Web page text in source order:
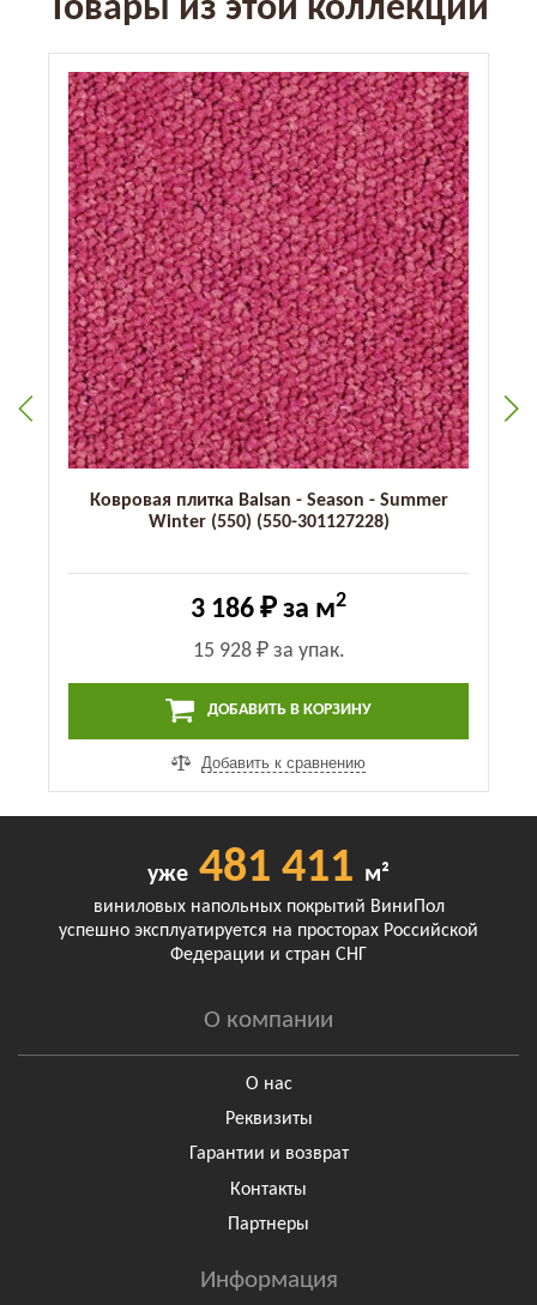
Товары из этой коллекции
Ковровая плитка Balsan - Season - Summer
Winter (550) (550-301127228)
3 186 ₽ за м2
15 928 ₽за упак.
ДОБАВИТЬ В КОРЗИНУ
Добавить к сравнению
уже 481 411 м²
виниловых напольных покрытий ВиниПол
успешно эксплуатируется на просторах Российской
Федерации и стран СНГ
О компании
О нас
Реквизиты
Гарантии и возврат
Контакты
Партнеры
Информация